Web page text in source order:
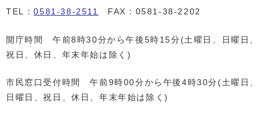
TEL：0581-38-2511 FAX：0581-38-2202
開庁時間 午前8時30分から午後5時15分(土曜日、日曜日、
祝日、休日、年末年始は除く)
市民窓口受付時間 午前9時00分から午後4時30分(土曜日、
日曜日、祝日、休日、年末年始は除く)